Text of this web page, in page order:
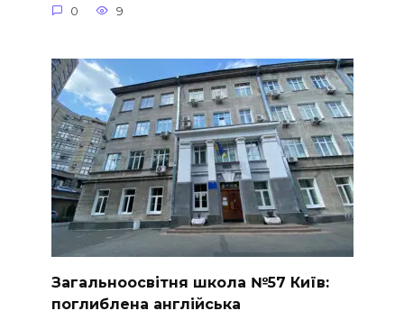
0 9
Загальноосвітня школа №57 Київ:
поглиблена англійська